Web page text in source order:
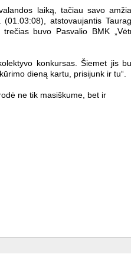
laiką, tačiau savo
atstovaujantis
buvo Pasvalio BMK
konkursas. Šiemet jis
dieną kartu, prisijunk ir tu“.
ne tik masiškume, bet ir